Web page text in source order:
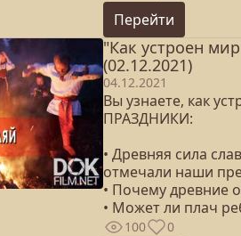
Перейти
"Как устроен
(02.12.2021)
04.12.2021
Вы узнаете, как
ПРАЗДНИКИ:
• Древняя сила
отмечали наши
• Почему древние
• Может ли плач
100 0